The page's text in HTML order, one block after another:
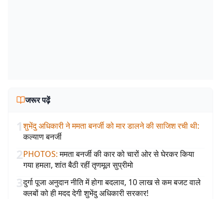
जरूर पढ़ें
1शुभेंदु अधिकारी ने ममता बनर्जी को मार डालने की साजिश रची थी:
कल्याण बनर्जी
2PHOTOS: ममता बनर्जी की कार को चारों ओर से घेरकर किया
गया हमला, शांत बैठी रहीं तृणमूल सुप्रीमो
3दुर्गा पूजा अनुदान नीति में होगा बदलाव, 10 लाख से कम बजट वाले
क्लबों को ही मदद देगी शुभेंदु अधिकारी सरकार!